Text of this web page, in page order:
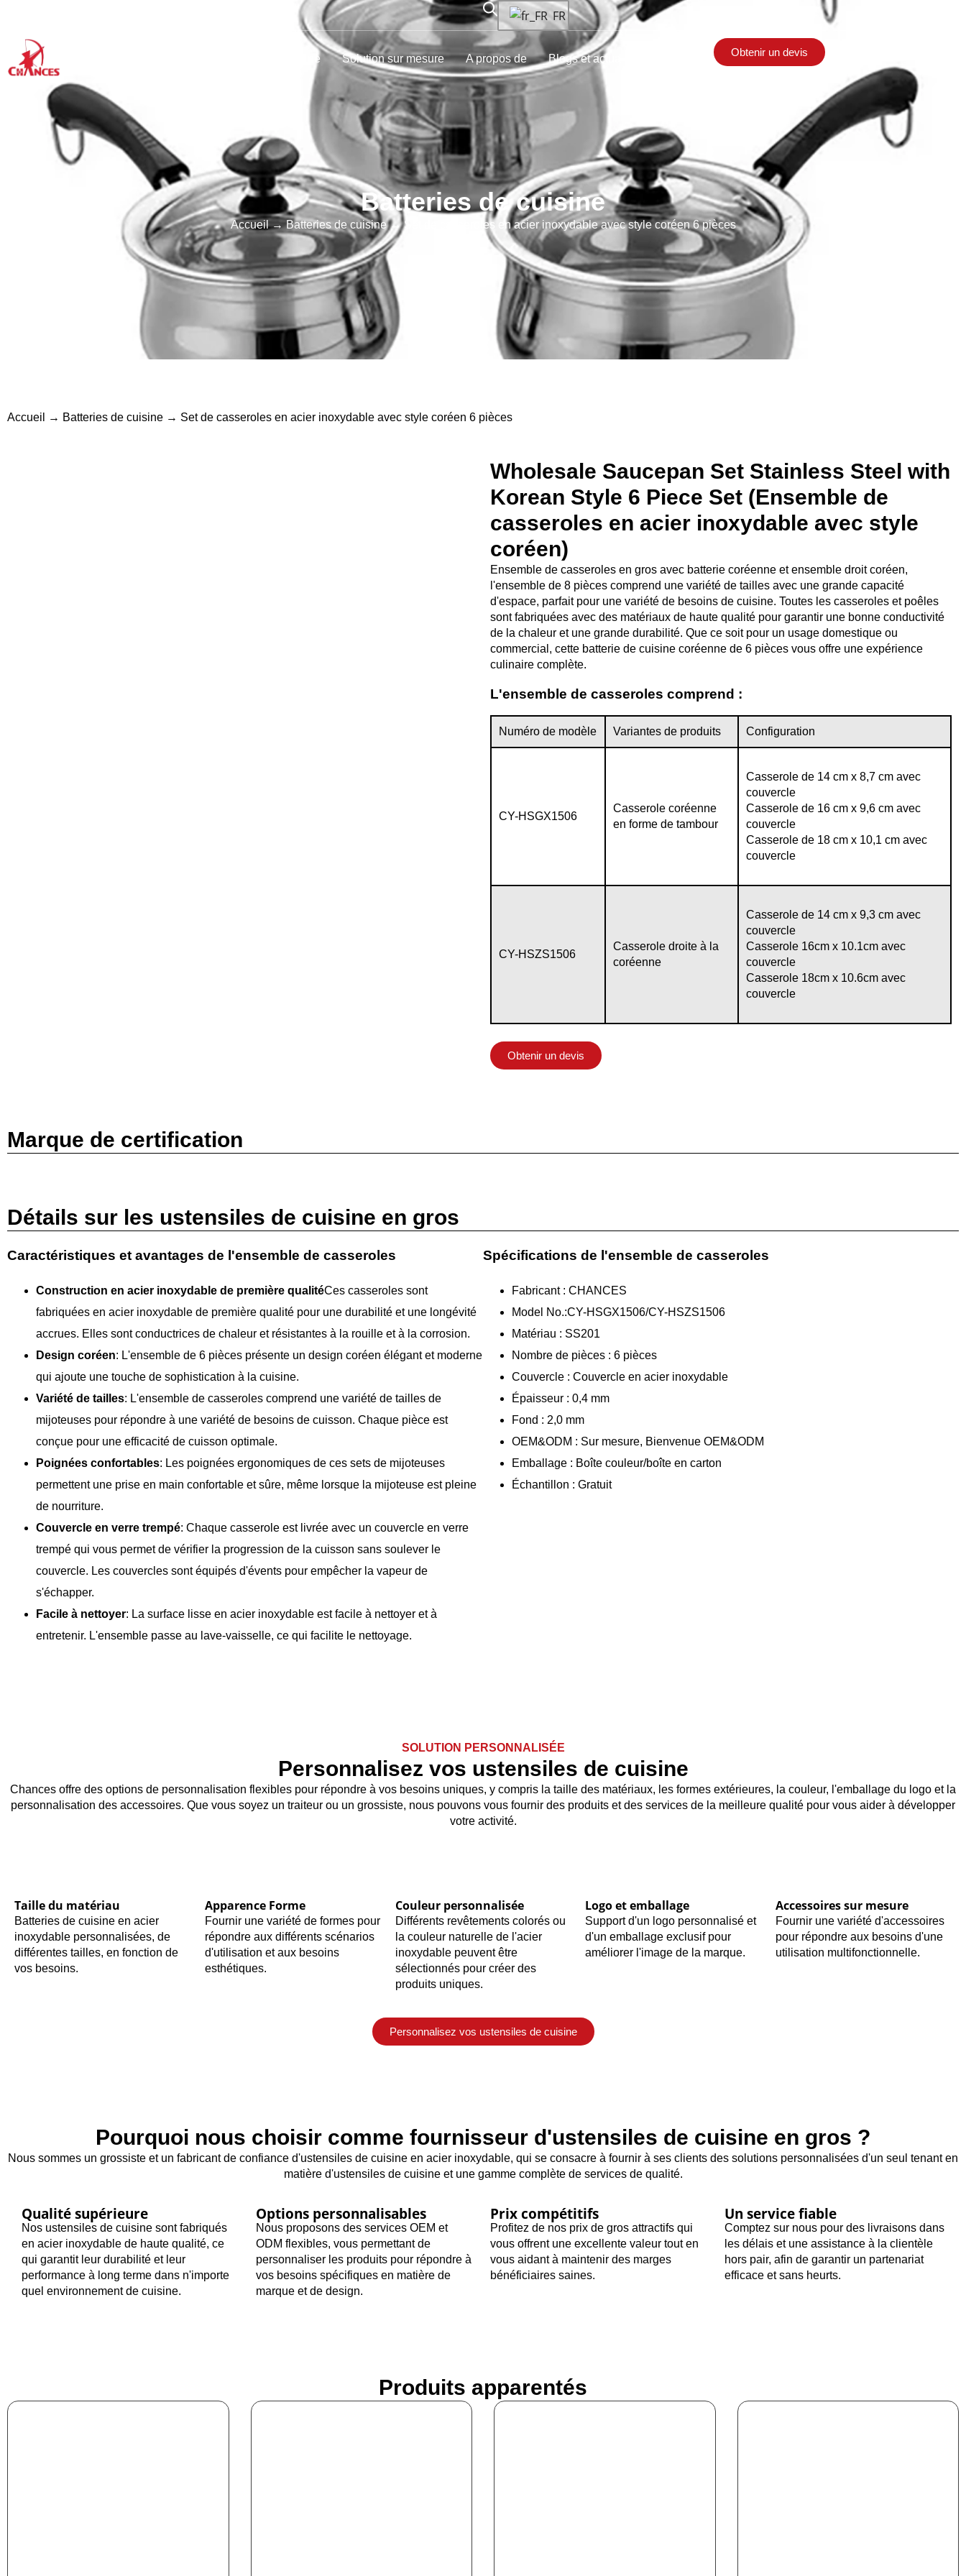
FR
Articles de cuisine Solution sur mesure A propos de Blogs et actualités
Obtenir un devis
Batteries de cuisine
Accueil→Batteries de cuisine→ Set de casseroles en acier inoxydable avec style coréen 6 pièces
Accueil → Batteries de cuisine → Set de casseroles en acier inoxydable avec style coréen 6 pièces
Wholesale Saucepan Set Stainless Steel with
Korean Style 6 Piece Set (Ensemble de
casseroles en acier inoxydable avec style
coréen)
Ensemble de casseroles en gros avec batterie coréenne et ensemble droit coréen,
l'ensemble de 8 pièces comprend une variété de tailles avec une grande capacité
d'espace, parfait pour une variété de besoins de cuisine. Toutes les casseroles et poêles
sont fabriquées avec des matériaux de haute qualité pour garantir une bonne conductivité
de la chaleur et une grande durabilité. Que ce soit pour un usage domestique ou
commercial, cette batterie de cuisine coréenne de 6 pièces vous offre une expérience
culinaire complète.
L'ensemble de casseroles comprend :
Numéro de modèle Variantes de produits Configuration
CY-HSGX1506
Casserole coréenne
en forme de tambour
Casserole de 14 cm x 8,7 cm avec
couvercle
Casserole de 16 cm x 9,6 cm avec
couvercle
Casserole de 18 cm x 10,1 cm avec
couvercle
CY-HSZS1506
Casserole droite à la
coréenne
Casserole de 14 cm x 9,3 cm avec
couvercle
Casserole 16cm x 10.1cm avec
couvercle
Casserole 18cm x 10.6cm avec
couvercle
Obtenir un devis
Marque de certification
Détails sur les ustensiles de cuisine en gros
Caractéristiques et avantages de l'ensemble de casseroles
Construction en acier inoxydable de première qualitéCes casseroles sont
fabriquées en acier inoxydable de première qualité pour une durabilité et une longévité
accrues. Elles sont conductrices de chaleur et résistantes à la rouille et à la corrosion.
Design coréen: L'ensemble de 6 pièces présente un design coréen élégant et moderne
qui ajoute une touche de sophistication à la cuisine.
Variété de tailles: L'ensemble de casseroles comprend une variété de tailles de
mijoteuses pour répondre à une variété de besoins de cuisson. Chaque pièce est
conçue pour une efficacité de cuisson optimale.
Poignées confortables: Les poignées ergonomiques de ces sets de mijoteuses
permettent une prise en main confortable et sûre, même lorsque la mijoteuse est pleine
de nourriture.
Couvercle en verre trempé: Chaque casserole est livrée avec un couvercle en verre
trempé qui vous permet de vérifier la progression de la cuisson sans soulever le
couvercle. Les couvercles sont équipés d'évents pour empêcher la vapeur de
s'échapper.
Facile à nettoyer: La surface lisse en acier inoxydable est facile à nettoyer et à
entretenir. L'ensemble passe au lave-vaisselle, ce qui facilite le nettoyage.
Spécifications de l'ensemble de casseroles
Fabricant : CHANCES
Model No.:CY-HSGX1506/CY-HSZS1506
Matériau : SS201
Nombre de pièces : 6 pièces
Couvercle : Couvercle en acier inoxydable
Épaisseur : 0,4 mm
Fond : 2,0 mm
OEM&ODM : Sur mesure, Bienvenue OEM&ODM
Emballage : Boîte couleur/boîte en carton
Échantillon : Gratuit
SOLUTION PERSONNALISÉE
Personnalisez vos ustensiles de cuisine
Chances offre des options de personnalisation flexibles pour répondre à vos besoins uniques, y compris la taille des matériaux, les formes extérieures, la couleur, l'emballage du logo et la
personnalisation des accessoires. Que vous soyez un traiteur ou un grossiste, nous pouvons vous fournir des produits et des services de la meilleure qualité pour vous aider à développer
votre activité.
Taille du matériau
Batteries de cuisine en acier
inoxydable personnalisées, de
différentes tailles, en fonction de
vos besoins.
Apparence Forme
Fournir une variété de formes pour
répondre aux différents scénarios
d'utilisation et aux besoins
esthétiques.
Couleur personnalisée
Différents revêtements colorés ou
la couleur naturelle de l'acier
inoxydable peuvent être
sélectionnés pour créer des
produits uniques.
Logo et emballage
Support d'un logo personnalisé et
d'un emballage exclusif pour
améliorer l'image de la marque.
Accessoires sur mesure
Fournir une variété d'accessoires
pour répondre aux besoins d'une
utilisation multifonctionnelle.
Personnalisez vos ustensiles de cuisine
Pourquoi nous choisir comme fournisseur d'ustensiles de cuisine en gros ?
Nous sommes un grossiste et un fabricant de confiance d'ustensiles de cuisine en acier inoxydable, qui se consacre à fournir à ses clients des solutions personnalisées d'un seul tenant en
matière d'ustensiles de cuisine et une gamme complète de services de qualité.
Qualité supérieure
Nos ustensiles de cuisine sont fabriqués
en acier inoxydable de haute qualité, ce
qui garantit leur durabilité et leur
performance à long terme dans n'importe
quel environnement de cuisine.
Options personnalisables
Nous proposons des services OEM et
ODM flexibles, vous permettant de
personnaliser les produits pour répondre à
vos besoins spécifiques en matière de
marque et de design.
Prix compétitifs
Profitez de nos prix de gros attractifs qui
vous offrent une excellente valeur tout en
vous aidant à maintenir des marges
bénéficiaires saines.
Un service fiable
Comptez sur nous pour des livraisons dans
les délais et une assistance à la clientèle
hors pair, afin de garantir un partenariat
efficace et sans heurts.
Produits apparentés